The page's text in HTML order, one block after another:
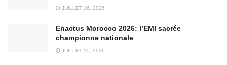
JUILLET 16, 2026
Enactus Morocco 2026: l’EMI sacrée
championne nationale
JUILLET 15, 2026